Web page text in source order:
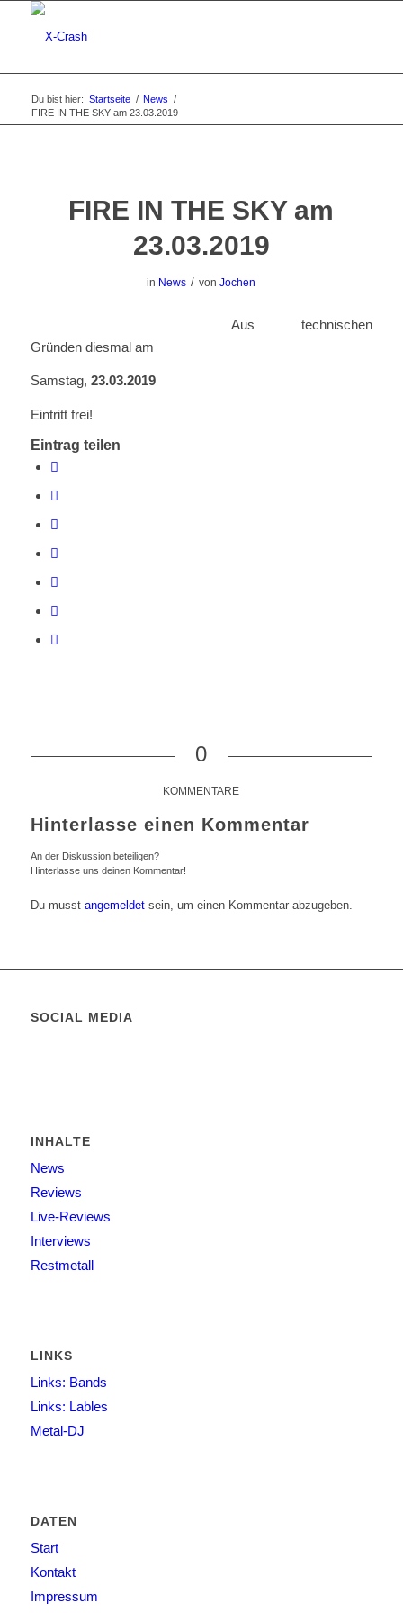
Du bist hier: Startseite / News /
FIRE IN THE SKY am 23.03.2019
FIRE IN THE SKY am
23.03.2019
in News / vonJochen
Aus technischen
Gründen diesmal am
Samstag, 23.03.2019
Eintritt frei!
Eintrag teilen
0
KOMMENTARE
Hinterlasse einen Kommentar
An der Diskussion beteiligen?
Hinterlasse uns deinen Kommentar!
Du musst angemeldetsein, um einen Kommentar abzugeben.
SOCIAL MEDIA
INHALTE
News
Reviews
Live-Reviews
Interviews
Restmetall
LINKS
Links: Bands
Links: Lables
Metal-DJ
DATEN
Start
Kontakt
Impressum